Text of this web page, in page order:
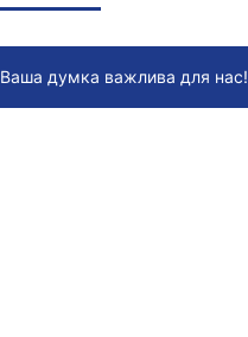
Ваша думка важлива для нас!